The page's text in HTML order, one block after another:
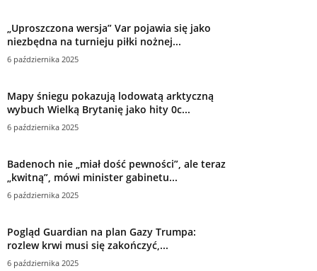
„Uproszczona wersja” Var pojawia się jako
niezbędna na turnieju piłki nożnej...
6 października 2025
Mapy śniegu pokazują lodowatą arktyczną
wybuch Wielką Brytanię jako hity 0c...
6 października 2025
Badenoch nie „miał dość pewności”, ale teraz
„kwitną”, mówi minister gabinetu...
6 października 2025
Pogląd Guardian na plan Gazy Trumpa:
rozlew krwi musi się zakończyć,...
6 października 2025